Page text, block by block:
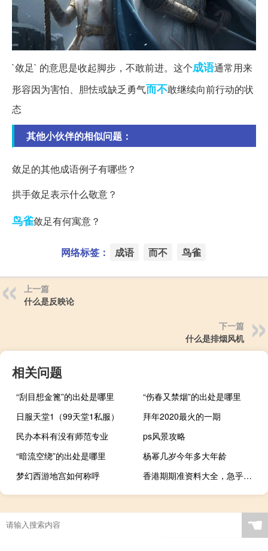
`敛足` 的意思是收起脚步，不敢前进。这个成语通常用来
形容因为害怕、胆怯或缺乏勇气而不敢继续向前行动的状
态
其他小伙伴的相似问题：
敛足的其他成语例子有哪些？
拱手敛足表示什么敬意？
鸟雀敛足有何寓意？
网络标签： 成语 而不 鸟雀
上一篇
什么是反映论
下一篇
什么是排烟风机
相关问题
“刮目想金篦”的出处是哪里
“伤春又禁烟”的出处是哪里
日服天堂1（99天堂1私服）
拜年2020最火的一期
民办本科有没有师范专业
ps风景攻略
“暗流空绕”的出处是哪里
杨幂几岁今年多大年龄
梦幻西游地宫如何称呼
香港期期准资料大全，急乎乎精选答案落实_实用版130.801
☚